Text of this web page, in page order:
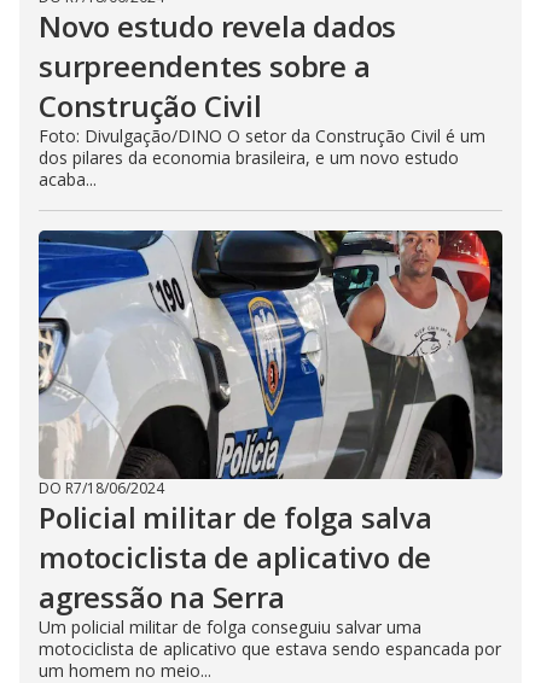
Novo estudo revela dados
surpreendentes sobre a
Construção Civil
Foto: Divulgação/DINO O setor da Construção Civil é um
dos pilares da economia brasileira, e um novo estudo
acaba...
DO R7/18/06/2024
Policial militar de folga salva
motociclista de aplicativo de
agressão na Serra
Um policial militar de folga conseguiu salvar uma
motociclista de aplicativo que estava sendo espancada por
um homem no meio...